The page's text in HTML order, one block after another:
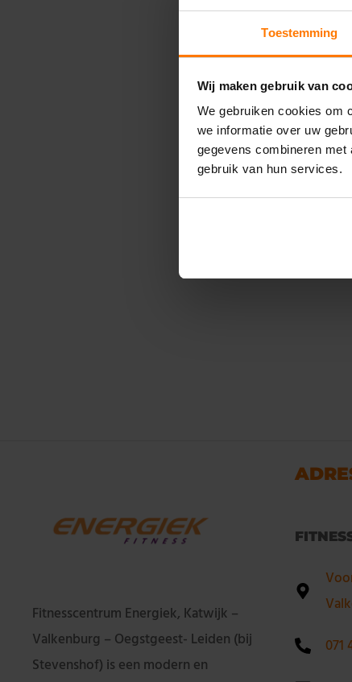
Toestemming
Wij maken gebruik van
We gebruiken cookies om
we informatie over uw
gegevens combineren
gebruik van hun services.
Fitnesscentrum Energiek, Katwijk –
Valkenburg – Oegstgeest- Leiden (bij
Stevenshof) is een modern en
071